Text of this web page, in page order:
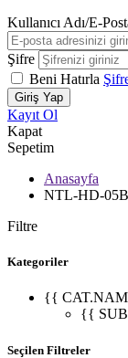
Kullanıcı Adı/E-
Şifre
Beni Hatırla
Giriş Yap
Kayıt Ol
Kapat
Sepetim
Anasayfa
NTL-HD-
Filtre
Kategoriler
{{
{{
Seçilen Filtreler